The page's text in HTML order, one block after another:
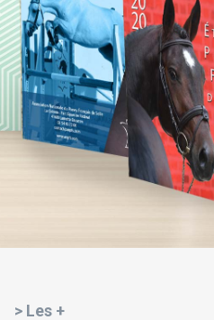
> Les +